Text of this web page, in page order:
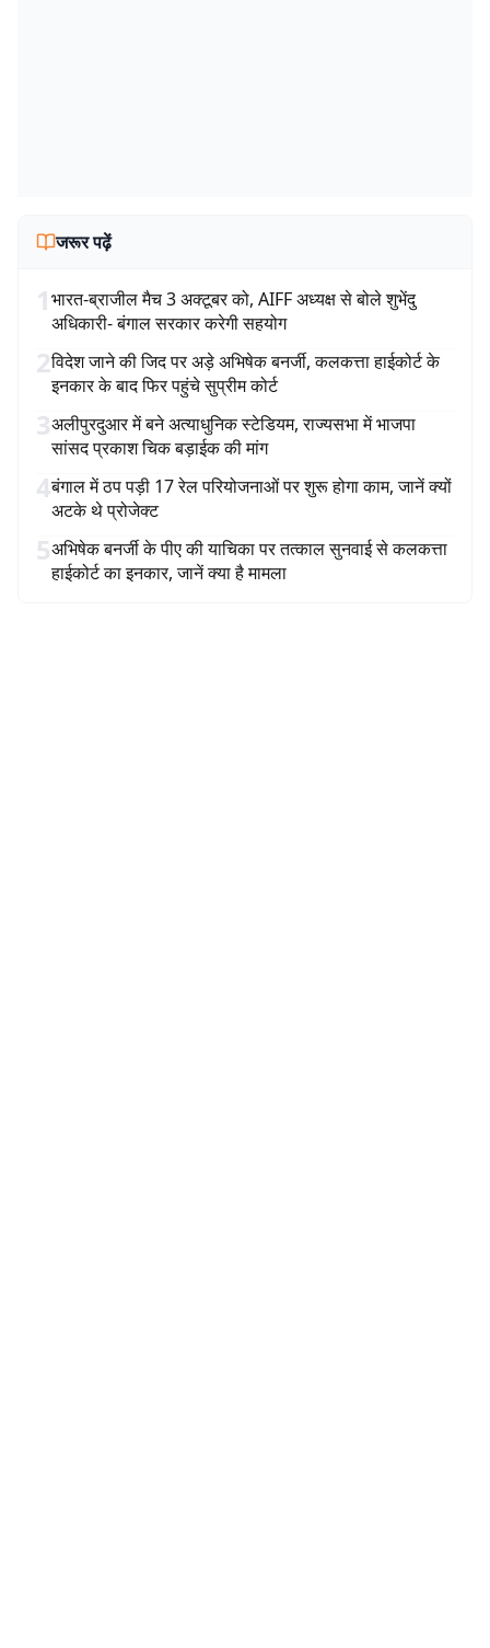
जरूर पढ़ें
1भारत-ब्राजील मैच 3 अक्टूबर को, AIFF अध्यक्ष से बोले शुभेंदु
अधिकारी- बंगाल सरकार करेगी सहयोग
2विदेश जाने की जिद पर अड़े अभिषेक बनर्जी, कलकत्ता हाईकोर्ट के
इनकार के बाद फिर पहुंचे सुप्रीम कोर्ट
3अलीपुरदुआर में बने अत्याधुनिक स्टेडियम, राज्यसभा में भाजपा
सांसद प्रकाश चिक बड़ाईक की मांग
4बंगाल में ठप पड़ी 17 रेल परियोजनाओं पर शुरू होगा काम, जानें क्यों
अटके थे प्रोजेक्ट
5अभिषेक बनर्जी के पीए की याचिका पर तत्काल सुनवाई से कलकत्ता
हाईकोर्ट का इनकार, जानें क्या है मामला